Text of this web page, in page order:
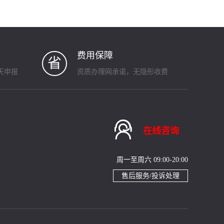
申报
省 费用保障
资质办理网承诺，无隐形收费
 在线咨询
周一至周六 09:00-20:00
售后服务/投诉处理